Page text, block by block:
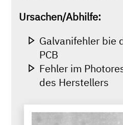
Ursachen/Abhilfe:
Galvanifehler bie
PCB
Fehler im
des Herstellers